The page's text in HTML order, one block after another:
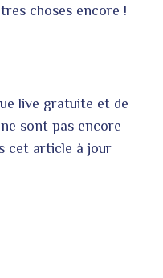
choses encore !
live gratuite et de
sont pas encore
cet article à jour